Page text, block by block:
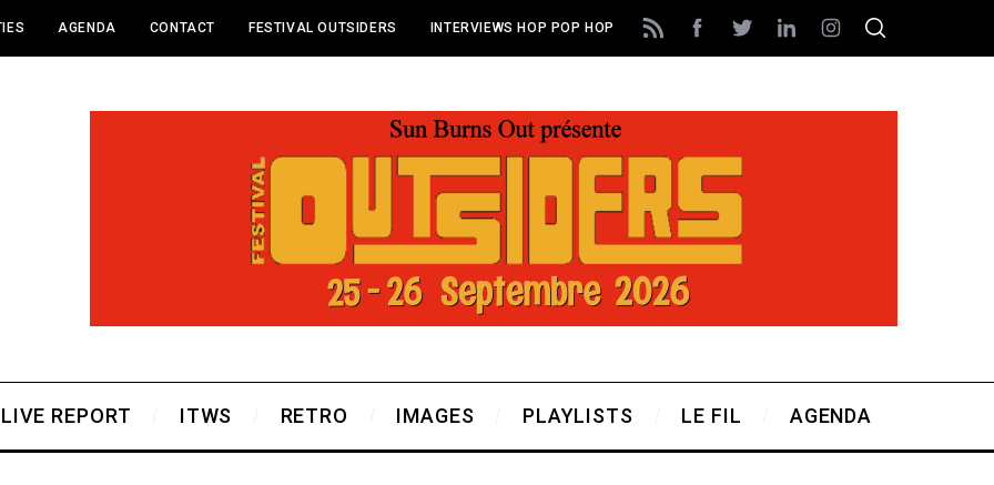
AGENDA CONTACT FESTIVAL OUTSIDERS INTERVIEWS HOP POP HOP
LIVE REPORT ITWS RETRO IMAGES PLAYLISTS LE FIL AGENDA